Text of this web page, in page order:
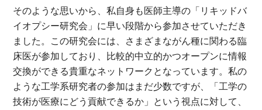
そのような思いから、私自身も医師主導の「リキッドバ
イオプシー研究会」に早い段階から参加させていただき
ました。この研究会には、さまざまながん種に関わる臨
床医が参加しており、比較的中立的かつオープンに情報
交換ができる貴重なネットワークとなっています。私の
ような工学系研究者の参加はまだ少数ですが、「工学の
技術が医療にどう貢献できるか」という視点に対して、